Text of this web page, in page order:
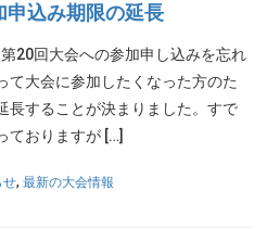
申込み期限の延長
20回大会への参加申し込みを忘れ
て大会に参加したくなった方のた
長することが決まりました。すで
ておりますが […]
せ, 最新の大会情報